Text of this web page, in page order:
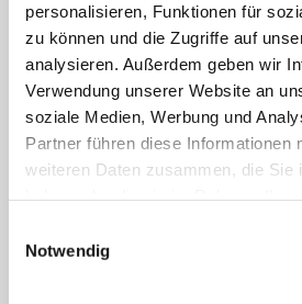
personalisieren, Funktionen für
zu können und die Zugriffe auf
analysieren. Außerdem geben wir
Verwendung unserer Website an
soziale Medien, Werbung und
Partner führen diese Informationen
weiteren Daten zusammen, die Sie
Notwendig
VIELSEITIGKEIT
Von der À-la-carte-Küche bis
decken unsere Köche alle
Gastronomie, Betriebskantine
unsere Fachkräfte bringen die